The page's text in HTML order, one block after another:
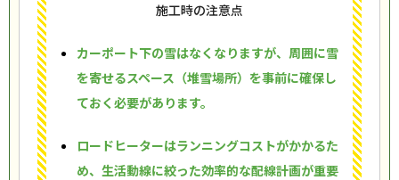
施工時の注意点
カーポート下の雪はなくなりますが、周囲に雪
を寄せるスペース（堆雪場所）を事前に確保し
ておく必要があります。
ロードヒーターはランニングコストがかかるた
め、生活動線に絞った効率的な配線計画が重要